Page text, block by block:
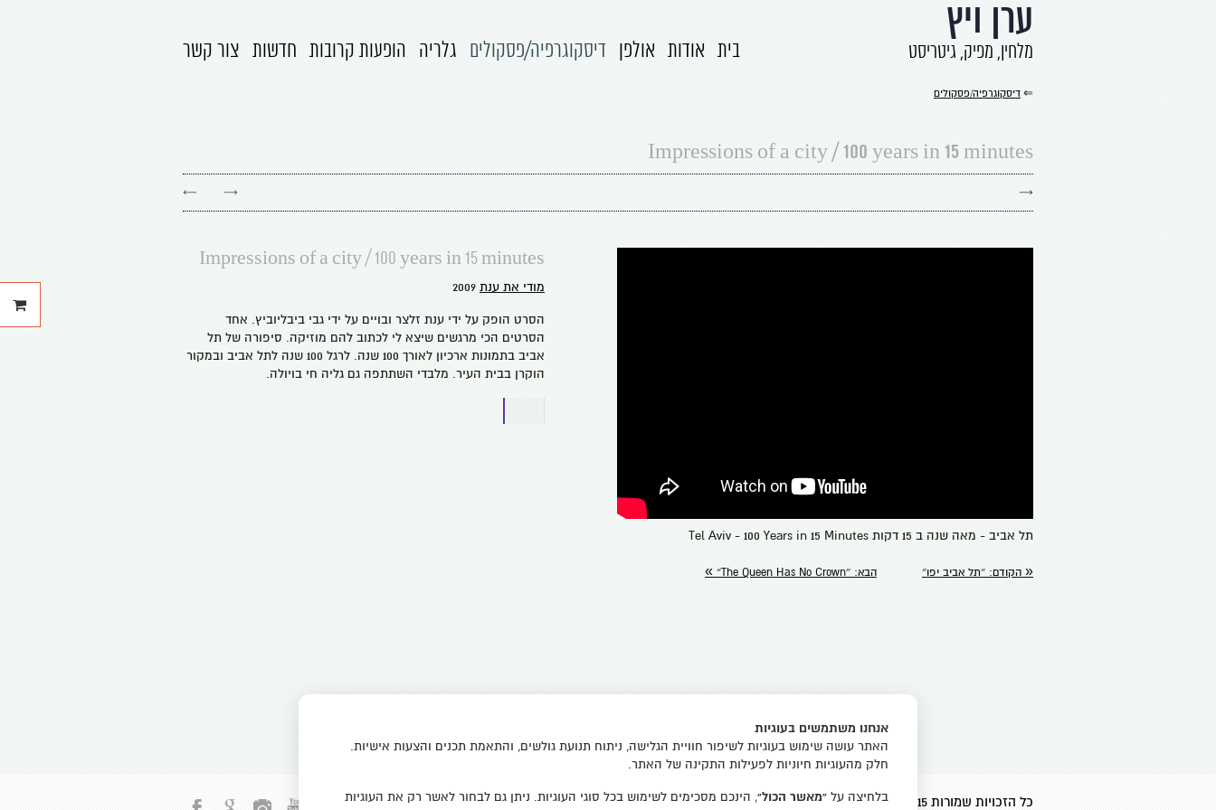
ערן ויץ
מלחין, מפיק, גיטריסט בית אודות אולפן דיסקוגרפיה/פסקולים גלריה הופעות קרובות חדשות צור קשר
⇐ דיסקוגרפיה/פסקולים
Impressions of a city / 100 years in 15 minutes
→
→
←
תל אביב - מאה שנה ב 15 דקות Tel Aviv - 100 Years in 15 Minutes
Impressions of a city / 100 years in 15 minutes
מודי את ענת
הסרט הופק על ידי ענת זלצר ובויים על ידי גבי ביבליוביץ. אחד
הסרטים הכי מרגשים שיצא לי לכתוב להם מוזיקה. סיפורה של תל
אביב בתמונות ארכיון לאורך 100 שנה. לרגל 100 שנה לתל אביב ובמקור
הוקרן בבית העיר. מלבדי השתתפה גם גליה חי בויולה.
« הקודם: ״תל אביב יפו״ הבא: ״The Queen Has No Crown״ »
כל הזכויות שמורות 2015 ערן ויץ
אנחנו משתמשים בעוגיות
האתר עושה שימוש בעוגיות לשיפור חוויית הגלישה, ניתוח תנועת גולשים, והתאמת תכנים והצעות אישיות.
חלק מהעוגיות חיוניות לפעילות התקינה של האתר.
בלחיצה על “מאשר הכול”, הינכם מסכימים לשימוש בכל סוגי העוגיות. ניתן גם לבחור לאשר רק את העוגיות